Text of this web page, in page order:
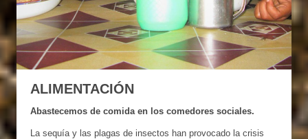
ALIMENTACIÓN
Abastecemos de comida en los comedores sociales.
La sequía y las plagas de insectos han provocado la crisis